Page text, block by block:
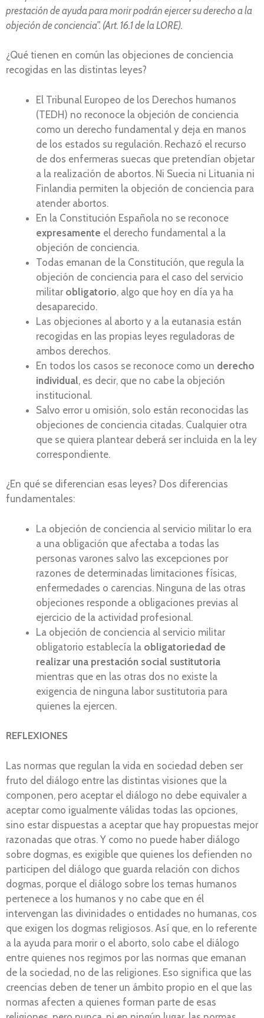
prestación de ayuda para morir podrán ejercer su derecho a la
objeción de conciencia”. (Art. 16.1 de la LORE).
¿Qué tienen en común las objeciones de conciencia
recogidas en las distintas leyes?
El Tribunal Europeo de los Derechos humanos
(TEDH) no reconoce la objeción de conciencia
como un derecho fundamental y deja en manos
de los estados su regulación. Rechazó el recurso
de dos enfermeras suecas que pretendían objetar
a la realización de abortos. Ni Suecia ni Lituania ni
Finlandia permiten la objeción de conciencia para
atender abortos.
En la Constitución Española no se reconoce
expresamente el derecho fundamental a la
objeción de conciencia.
Todas emanan de la Constitución, que regula la
objeción de conciencia para el caso del servicio
militar obligatorio, algo que hoy en día ya ha
desaparecido.
Las objeciones al aborto y a la eutanasia están
recogidas en las propias leyes reguladoras de
ambos derechos.
En todos los casos se reconoce como un derecho
individual, es decir, que no cabe la objeción
institucional.
Salvo error u omisión, solo están reconocidas las
objeciones de conciencia citadas. Cualquier otra
que se quiera plantear deberá ser incluida en la ley
correspondiente.
¿En qué se diferencian esas leyes? Dos diferencias
fundamentales:
La objeción de conciencia al servicio militar lo era
a una obligación que afectaba a todas las
personas varones salvo las excepciones por
razones de determinadas limitaciones físicas,
enfermedades o carencias. Ninguna de las otras
objeciones responde a obligaciones previas al
ejercicio de la actividad profesional.
La objeción de conciencia al servicio militar
obligatorio establecía la obligatoriedad de
realizar una prestación social sustitutoria
mientras que en las otras dos no existe la
exigencia de ninguna labor sustitutoria para
quienes la ejercen.
REFLEXIONES
Las normas que regulan la vida en sociedad deben ser
fruto del diálogo entre las distintas visiones que la
componen, pero aceptar el diálogo no debe equivaler a
aceptar como igualmente válidas todas las opciones,
sino estar dispuestas a aceptar que hay propuestas mejor
razonadas que otras. Y como no puede haber diálogo
sobre dogmas, es exigible que quienes los defienden no
participen del diálogo que guarda relación con dichos
dogmas, porque el diálogo sobre los temas humanos
pertenece a los humanos y no cabe que en él
intervengan las divinidades o entidades no humanas, cos
que exigen los dogmas religiosos. Así que, en lo referente
a la ayuda para morir o el aborto, solo cabe el diálogo
entre quienes nos regimos por las normas que emanan
de la sociedad, no de las religiones. Eso significa que las
creencias deben de tener un ámbito propio en el que las
normas afecten a quienes forman parte de esas